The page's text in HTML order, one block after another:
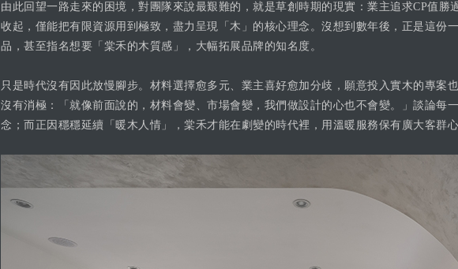
由此回望一路走來的困境，對團隊來說最艱難的，就是草創時期的現實：業主追求CP值勝
收起，僅能把有限資源用到極致，盡力呈現「木」的核心理念。沒想到數年後，正是這份
品，甚至指名想要「棠禾的木質感」，大幅拓展品牌的知名度。
只是時代沒有因此放慢腳步。材料選擇愈多元、業主喜好愈加分歧，願意投入實木的專案
沒有消極：「就像前面說的，材料會變、市場會變，我們做設計的心也不會變。」談論每
念；而正因穩穩延續「暖木人情」，棠禾才能在劇變的時代裡，用溫暖服務保有廣大客群心